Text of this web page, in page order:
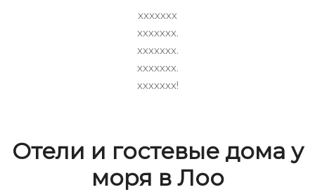
ххххххх
ххххххх.
ххххххх.
ххххххх.
ххххххх!
Отели и гостевые дома у
моря в Лоо